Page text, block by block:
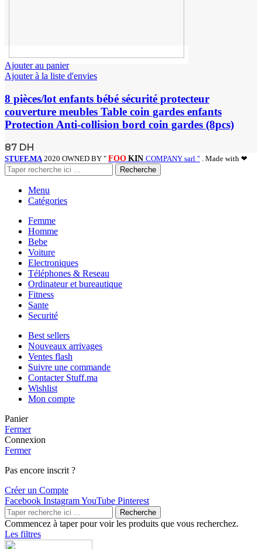
Ajouter au panier
Ajouter à la liste d'envies
8 pièces/lot enfants bébé sécurité protecteur
couverture meubles Table coin gardes enfants
Protection Anti-collision bord coin gardes (8pcs)
87 DH
STUFF.MA 2020 OWNED BY " FOO KIN COMPANY sarl " . Made with ❤
Recherche
Menu
Catégories
Femme
Homme
Bebe
Voiture
Electroniques
Téléphones & Reseau
Ordinateur et bureautique
Fitness
Sante
Securité
Best sellers
Nouveaux arrivages
Ventes flash
Suivre une commande
Contacter Stuff.ma
Wishlist
Mon compte
Panier
Fermer
Connexion
Fermer
Pas encore inscrit ?
Créer un Compte
Facebook InstagramYouTube Pinterest
Recherche
Commencez à taper pour voir les produits que vous recherchez.
Les filtres